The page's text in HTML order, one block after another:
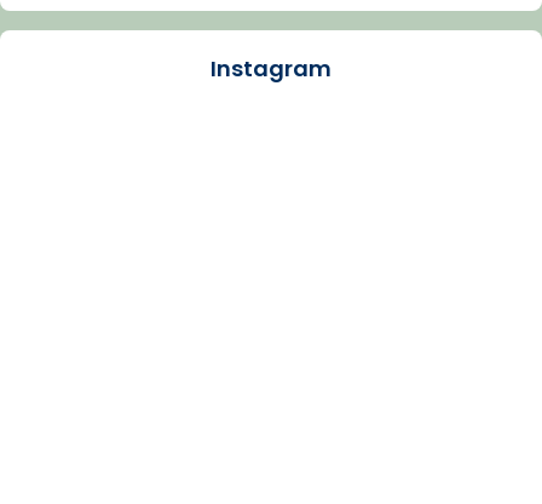
🔗tinyurl.com/cvu5jmbk
Instagram